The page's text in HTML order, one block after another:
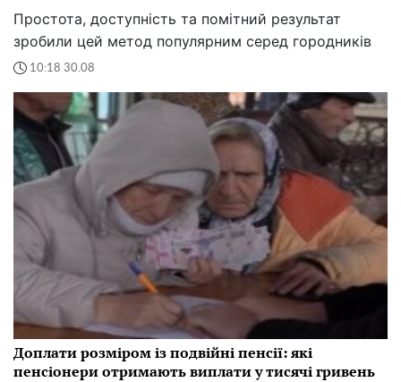
Простота, доступність та помітний результат
зробили цей метод популярним серед городників
10:18 30.08
Доплати розміром із подвійні пенсії: які
пенсіонери отримають виплати у тисячі гривень